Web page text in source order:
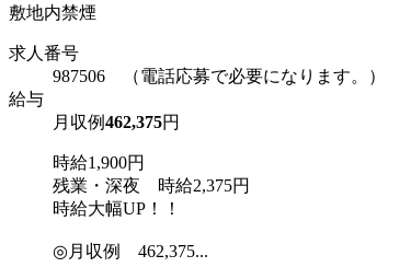
敷地内禁煙
求人番号
987506 （電話応募で必要になります。）
給与
月収例462,375円
時給1,900円
残業・深夜 時給2,375円
時給大幅UP！！
◎月収例 462,375...